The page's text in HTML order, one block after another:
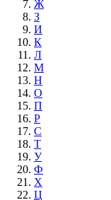
Ж
З
И
К
Л
М
Н
О
П
Р
С
Т
У
Ф
Х
Ц